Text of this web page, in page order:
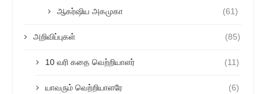
ஆகர்ஷிய அகமுகா (61)
அறிவிப்புகள் (85)
10 வரி கதை வெற்றியாளர் (11)
யாவரும் வெற்றியாளரே (6)